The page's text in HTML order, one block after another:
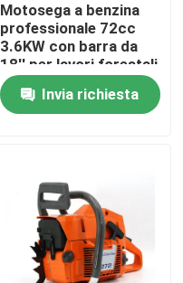
Motosega a benzina
professionale 72cc
3.6KW con barra da
18'' per lavori forestali
e agricoli intensivi
Invia richiesta